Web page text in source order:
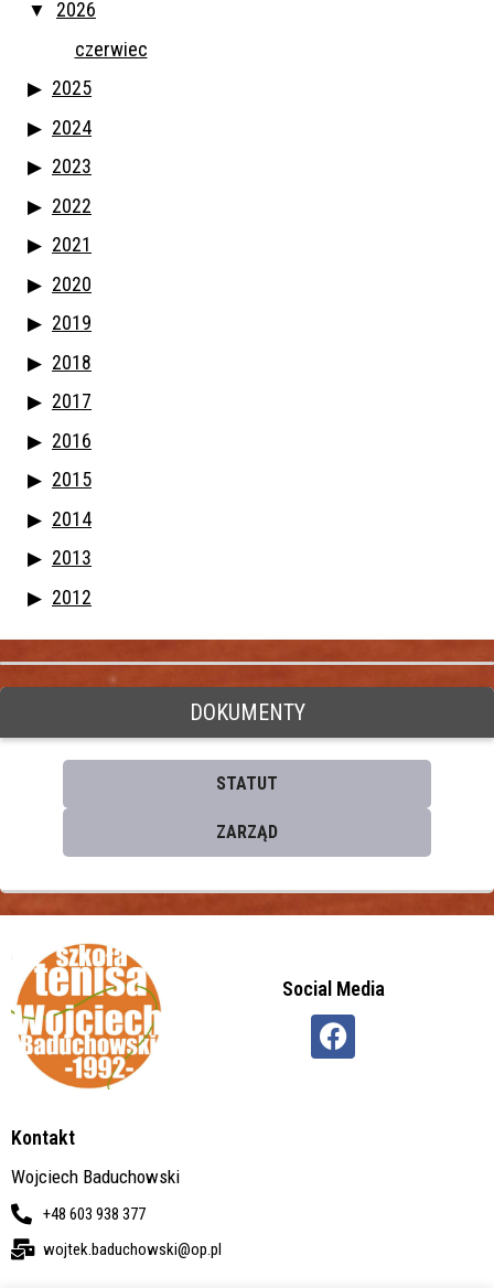
2026
czerwiec
2025
2024
2023
2022
2021
2020
2019
2018
2017
2016
2015
2014
2013
2012
DOKUMENTY
STATUT
ZARZĄD
Social Media
Kontakt
Wojciech Baduchowski
+48 603 938 377
wojtek.baduchowski@op.pl